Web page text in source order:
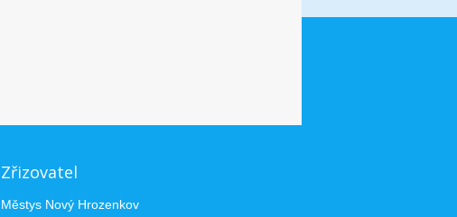
Zřizovatel
Městys Nový Hrozenkov